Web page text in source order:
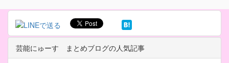
芸能にゅーす まとめブログの人気記事